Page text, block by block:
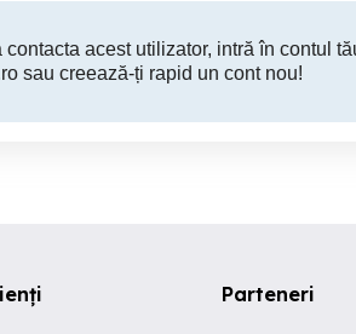
contacta acest utilizator, intră în contul
sau creează-ți rapid un cont nou!
Parteneri